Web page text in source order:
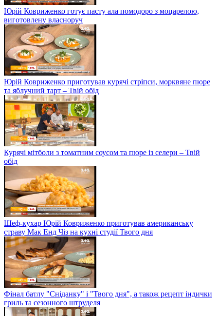
Юрій Ковриженко готує пасту ала помодоро з моцарелою,
виготовлену власноруч
Юрій Ковриженко приготував курячі стріпси, морквяне пюре
та яблучний тарт – Твій обід
Курячі мітболи з томатним соусом та пюре із селери – Твій
обід
Шеф-кухар Юрій Ковриженко приготував американську
страву Мак Енд Чіз на кухні студії Твого дня
Фінал батлу "Сніданку" і "Твого дня", а також рецепт індички
гриль та сезонного штруделя